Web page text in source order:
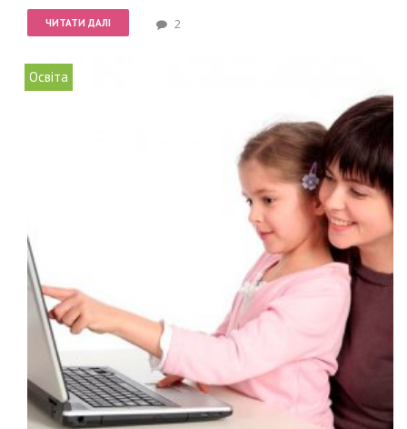
ЧИТАТИ ДАЛІ 2
Освіта